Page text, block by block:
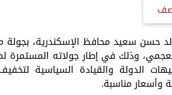
حسن سعيد محافظ الإسكندرية، بجولة
وذلك في إطار جولاته المستمرة
الدولة والقيادة السياسية
وأسعار مناسبة.